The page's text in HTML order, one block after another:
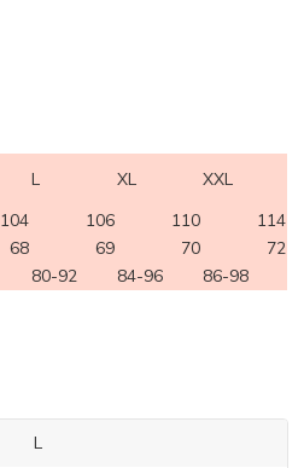
L XL
XXL
104 106 110
114
68 69 70
72
80-92 84-96 86-98
L